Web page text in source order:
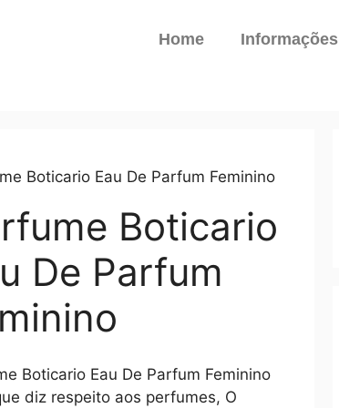
Home Informações
Boticario Eau De Parfum Feminino
Boticario
De Parfum
Boticario Eau De Parfum Feminino
diz respeito aos perfumes, O